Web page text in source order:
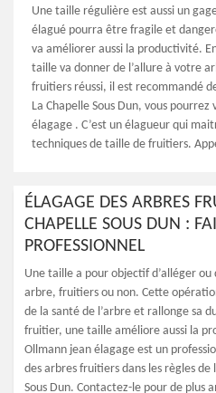
Une taille régulière est aussi un
élagué pourra être fragile et
va améliorer aussi la productivité.
taille va donner de l’allure à votre
fruitiers réussi, il est recommandé
La Chapelle Sous Dun, vous
élagage . C’est un élagueur qui
techniques de taille de fruitiers.
ÉLAGAGE DES ARBRES
CHAPELLE SOUS DUN :
PROFESSIONNEL
Une taille a pour objectif d’alléger ou
arbre, fruitiers ou non. Cette
de la santé de l’arbre et rallonge sa
fruitier, une taille améliore aussi la
Ollmann jean élagage est un
des arbres fruitiers dans les règles de
Sous Dun. Contactez-le pour de plus